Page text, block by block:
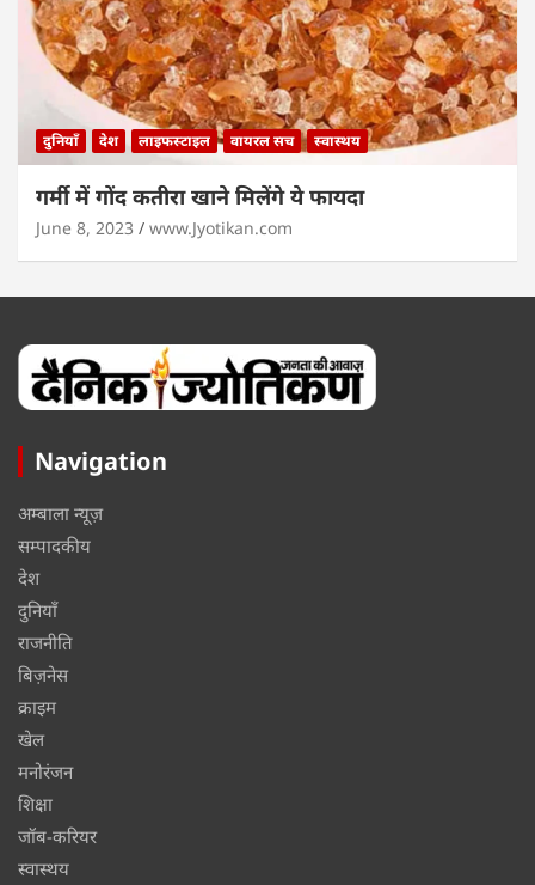
दुनियाँ देश लाइफस्टाइल वायरल सच स्वास्थय
गर्मी में गोंद कतीरा खाने मिलेंगे ये फायदा
June 8, 2023 www.Jyotikan.com
Navigation
अम्बाला न्यूज़
सम्पादकीय
देश
दुनियाँ
राजनीति
बिज़नेस
क्राइम
खेल
मनोरंजन
शिक्षा
जॉब-करियर
स्वास्थय